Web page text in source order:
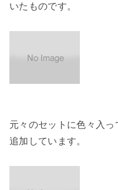
いたものです。
元々のセットに色々入
追加しています。